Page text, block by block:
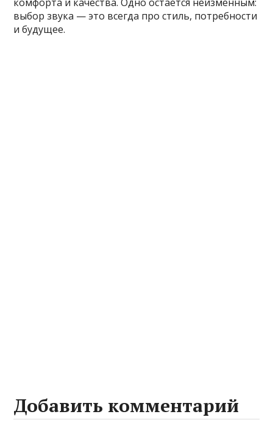
выбор звука — это всегда про стиль, потребности
и будущее.
Добавить комментарий